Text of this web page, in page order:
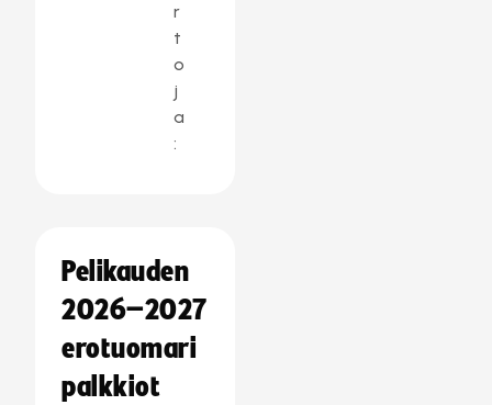
r
t
o
j
a
:
Pelikauden
2026–2027
erotuomari
palkkiot